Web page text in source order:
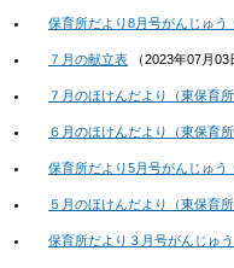
保育所だより8月号がんじゅう
７月の献立表 （2023年07月03
７月のほけんだより（東保育所
６月のほけんだより（東保育所
保育所だより5月号がんじゅう
５月のほけんだより（東保育所
保育所だより３月号がんじゅう